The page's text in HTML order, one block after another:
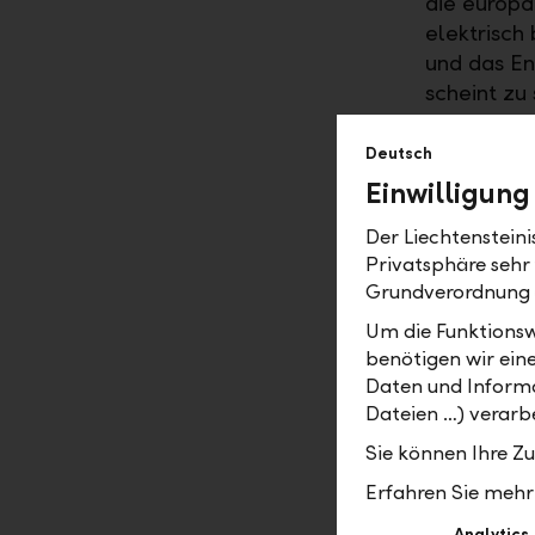
elektrisch
und das
scheint zu
sind die
Es
Von den
Oft
Europa
Ländern
Carlos
Deutsch
Der
Privatsphäre
Grundverordnung
Um die
benötigen wir
Daten und
Dateien …)
Sie können Ihre
Erfahren Sie